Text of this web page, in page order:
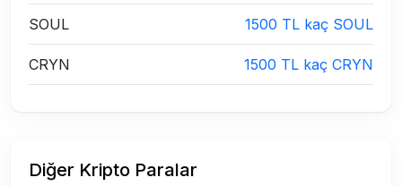
SOUL 1500 TL kaç SOUL
CRYN 1500 TL kaç CRYN
Diğer Kripto Paralar